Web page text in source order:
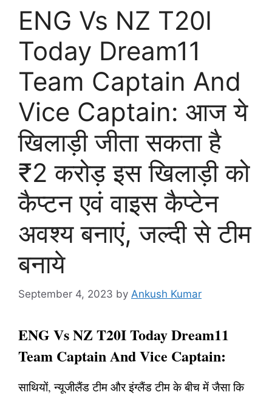
ENG Vs NZ T20I
Today Dream11
Team Captain And
Vice Captain: आज ये
खिलाड़ी जीता सकता है
₹2 करोड़ इस खिलाड़ी को
कैप्टन एवं वाइस कैप्टेन
अवश्य बनाएं, जल्दी से टीम
बनाये
September 4, 2023 by Ankush Kumar
ENG Vs NZ T20I Today Dream11
Team Captain And Vice Captain:
साथियों, न्यूजीलैंड टीम और इंग्लैंड टीम के बीच में जैसा कि